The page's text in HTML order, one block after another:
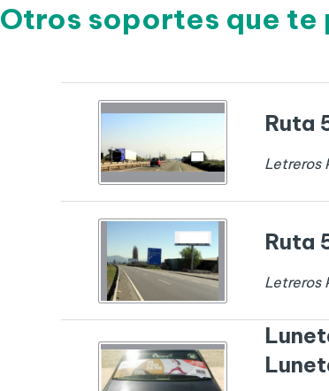
Otros soportes que
Ruta
Letreros
Ruta
Letreros